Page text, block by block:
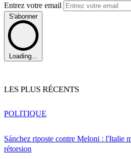
Entrez votre email
S'abonner
Loading...
LES PLUS RÉCENTS
Sánchez riposte contre Meloni : l'Italie
rétorsion
POLITIQUE